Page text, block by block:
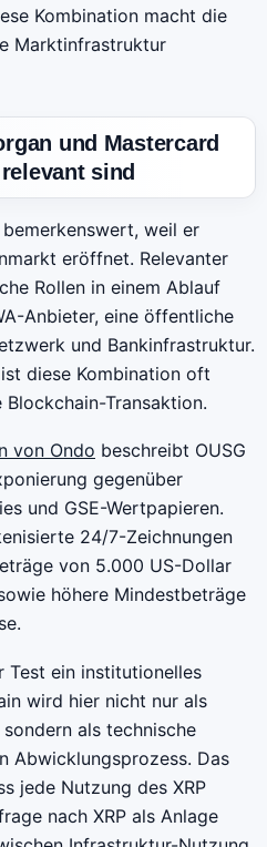
Kombination macht die
Marktinfrastruktur
und Mastercard
sind
weil er
eröffnet. Relevanter
Rollen in einem Ablauf
Anbieter, eine öffentliche
und Bankinfrastruktur.
diese Kombination oft
Transaktion.
von Ondo beschreibt OUSG
gegenüber
und GSE-Wertpapieren.
24/7-Zeichnungen
von 5.000 US-Dollar
höhere Mindestbeträge
Test ein institutionelles
wird hier nicht nur als
als technische
Abwicklungsprozess. Das
jede Nutzung des XRP
nach XRP als Anlage